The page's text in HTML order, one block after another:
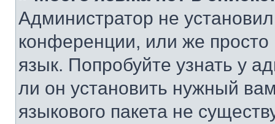
Администратор не
конференции, или же
язык. Попробуйте узнать у
ли он установить нужный
языкового пакета не